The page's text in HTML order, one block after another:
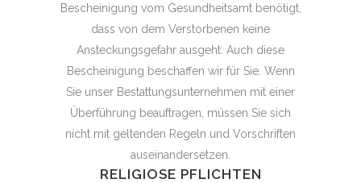
Bescheinigung vom Gesundheitsamt benötigt,
dass von dem Verstorbenen keine
Ansteckungsgefahr ausgeht. Auch diese
Bescheinigung beschaffen wir für Sie. Wenn
Sie unser Bestattungsunternehmen mit einer
Überführung beauftragen, müssen Sie sich
nicht mit geltenden Regeln und Vorschriften
auseinandersetzen.
RELIGIOSE PFLICHTEN